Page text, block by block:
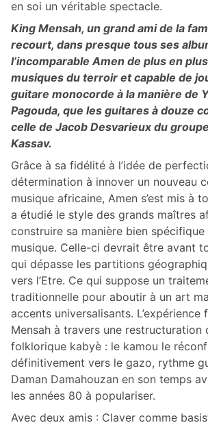
en soi un véritable spectacle.
King Mensah, un grand ami de la
recourt, dans presque tous ses
l’incomparable Amen de plus en
musiques du terroir et capable de
guitare monocorde à la manière de
Pagouda, que les guitares à douze
celle de Jacob Desvarieux du
Kassav.
Grâce à sa fidélité à l’idée de
détermination à innover un nouveau
musique africaine, Amen s’est mis à
a étudié le style des grands maîtres
construire sa manière bien
musique. Celle-ci devrait être avant
qui dépasse les partitions
vers l’Etre. Ce qui suppose un
traditionnelle pour aboutir à un art
accents universalisants. L’expérience
Mensah à travers une restructuration
folklorique kabyè : le kamou le
définitivement vers le gazo, rythme
Daman Damahouzan en son temps
les années 80 à populariser.
Avec deux amis : Claver comme